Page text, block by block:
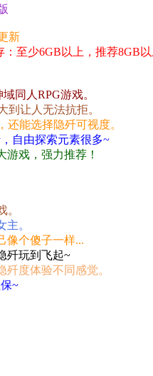
新
至少6GB以上，推荐8GB以
同人RPG游戏。
到让人无法抗拒。
能选择隐歼可视度。
自由探索元素很多~
戏，强力推荐！
。
。
像个傻子一样...
歼玩到飞起~
度体验不同感觉。
~